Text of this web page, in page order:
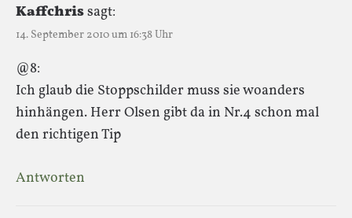
Kaffchrissagt:
14. September 2010 um 16:38 Uhr
@8:
Ich glaub die Stoppschilder muss sie woanders
hinhängen. Herr Olsen gibt da in Nr.4 schon mal
den richtigen Tip
Antworten